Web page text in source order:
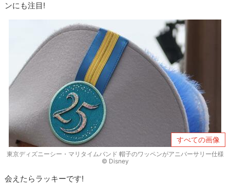
ンにも注目!
すべての画像
東京ディズニーシー・マリタイムバンド 帽子のワッペンがアニバーサリー仕様
© Disney
会えたらラッキーです!